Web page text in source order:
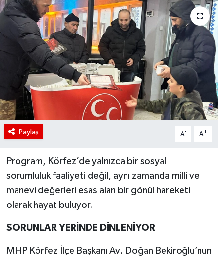
Paylaş A- A+
Program, Körfez’de yalnızca bir sosyal
sorumluluk faaliyeti değil, aynı zamanda milli ve
manevi değerleri esas alan bir gönül hareketi
olarak hayat buluyor.
SORUNLAR YERİNDE DİNLENİYOR
MHP Körfez İlçe Başkanı Av. Doğan Bekiroğlu’nun